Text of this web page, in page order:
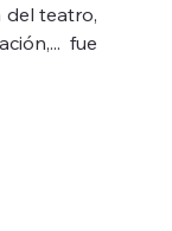
del teatro,
fue